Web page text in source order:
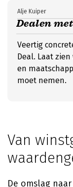
Dealen
Alje Kuiper
Veertig
Deal. Laat
en
moet nemen.
Van
De omslag